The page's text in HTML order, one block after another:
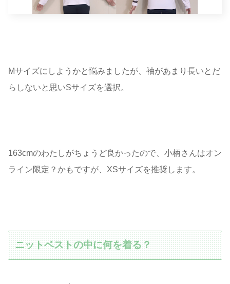
Mサイズにしようかと悩みましたが、袖があまり長いとだ
らしないと思いSサイズを選択。
163cmのわたしがちょうど良かったので、小柄さんはオン
ライン限定？かもですが、XSサイズを推奨します。
ニットベストの中に何を着る？